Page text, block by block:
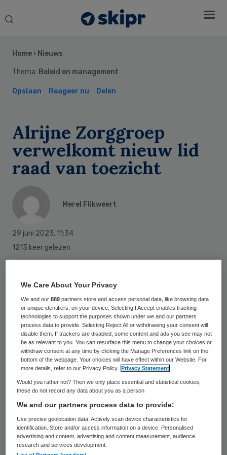
Search
Home › Nieuws
Thema: Beleid en management
Opslaan Reageer nu Delen
Alrijne Zorggroep
verwelkomt nieuw lid
raad van toezicht
Merel Flikweert
29 juni 2023, 11:34
1213 keer gelezen
nieuwe lid van de raad van toezicht van
Alrijne Zorggroep.
Daarnaast wordt zij lid van de
auditcommissie Kwaliteit en Veiligheid. Zij
volgt Bart Bemelmans op, die onlangs
afscheid heeft genomen als lid van de raad
Ervaring
Sidebar
We Care About Your Privacy
We and our889 partners store and access personal data, like browsing data
or unique identifiers, on your device. Selecting I Accept enables tracking
technologies to support the purposes shown under we and our partners
process data to provide. Selecting Reject All or withdrawing your consent will
disable them. If trackers are disabled, some content and ads you see may not
be as relevant to you. You can resurface this menu to change your choices or
withdraw consent at any time by clicking the Manage Preferences link on the
bottom of the webpage. Your choices will have effect within our Website. For
more details, refer to our Privacy Policy.
Privacy Statement
Would you rather not? Then we only place essential and statistical cookies,
these do not record any data about you as a person
We and our partners process data to provide:
Use precise geolocation data. Actively scan device characteristics for
identification. Store and/or access information on a device. Personalised
advertising and content, advertising and content measurement, audience
research and services development.